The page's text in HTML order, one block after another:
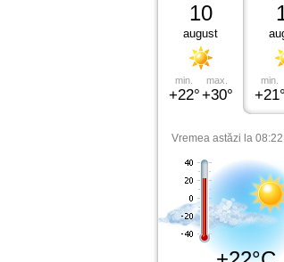
10
august
min.
+22°
max.
+30°
min.
+21°
Vremea astăzi la 08:22